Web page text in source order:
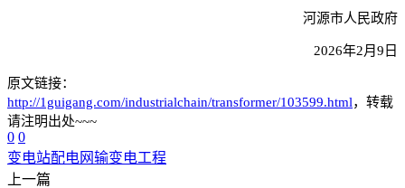
河源市人民政府
2026年2月9日
原文链接：
http://1guigang.com/industrialchain/transformer/103599.html，转载
请注明出处~~~
0 0
变电站配电网输变电工程
上一篇